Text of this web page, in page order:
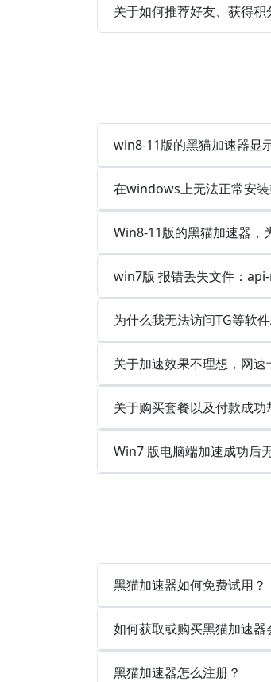
关于如何推荐好友、获得
win8-11版的黑猫加速器显
在windows上无法正常安
Win8-11版的黑猫加速器，
win7版 报错丢失文件：
为什么我无法访问TG等软
关于加速效果不理想，网速
关于购买套餐以及付款成功
Win7 版电脑端加速成功后
黑猫加速器如何免费试用？
如何获取或购买黑猫加速器
黑猫加速器怎么注册？